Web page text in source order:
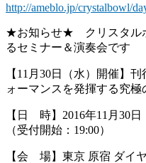
http://ameblo.jp/crystalbowl/
★お知らせ★ クリスタル
るセミナー＆演奏会です
【11月30日（水）開催】
ォーマンスを発揮する究極
【日 時】2016年11月30
（受付開始：19:00）
【会 場】東京 原宿 ダイ